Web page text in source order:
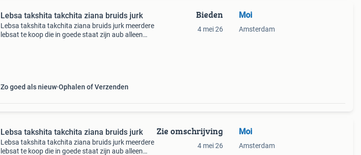
Lebsa takshita takchita ziana bruids jurk
Lebsa takshita takchita ziana bruids jurk meerdere
lebsat te koop die in goede staat zijn aub alleen
Zo goed als nieuw Ophalen of Verzenden
Bieden
4 mei 26
Moi
Amsterdam
Lebsa takshita takchita ziana bruids jurk
Lebsa takshita takchita ziana bruids jurk meerdere
lebsat te koop die in goede staat zijn aub alleen
Zie omschrijving
4 mei 26
Moi
Amsterdam